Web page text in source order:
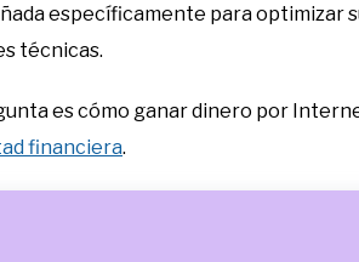
específicamente para optimizar
técnicas.
es cómo ganar dinero por
financiera.